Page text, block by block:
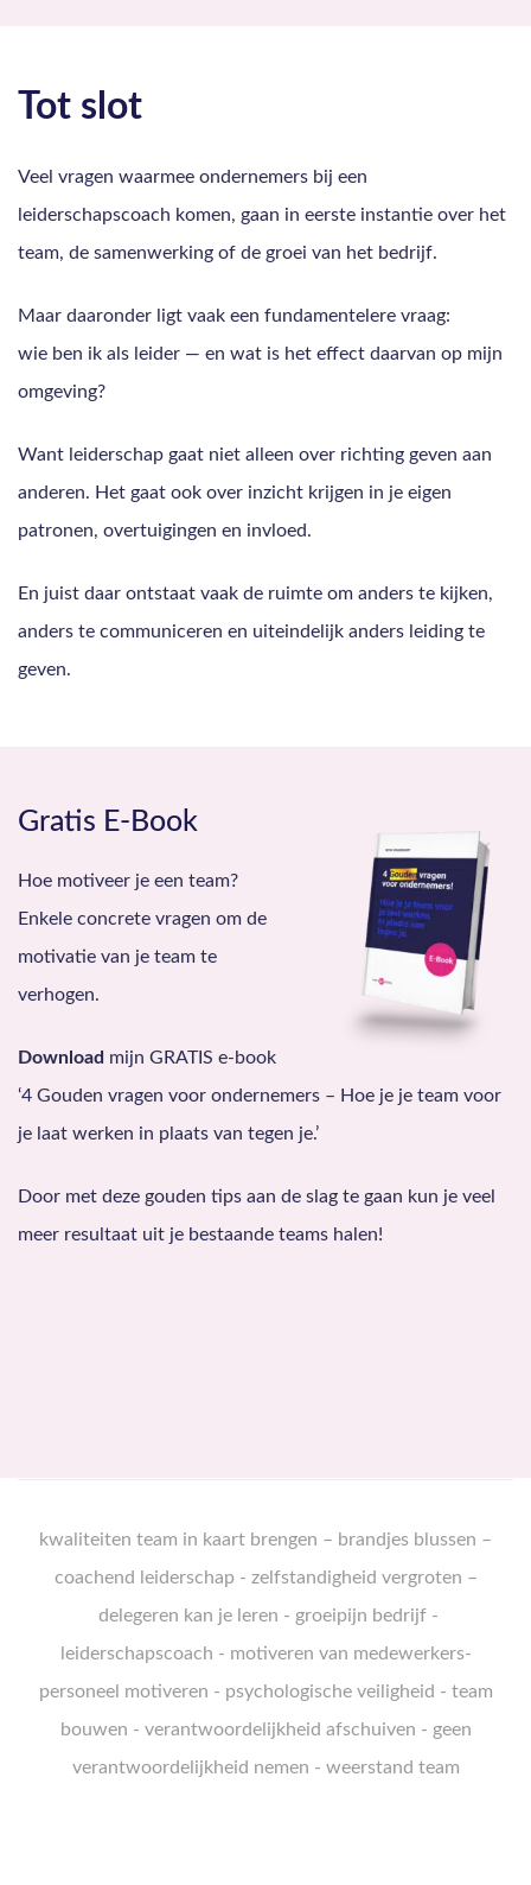
Tot slot
Veel vragen waarmee ondernemers bij een
leiderschapscoach komen, gaan in eerste instantie over het
team, de samenwerking of de groei van het bedrijf.
Maar daaronder ligt vaak een fundamentelere vraag:
wie ben ik als leider — en wat is het effect daarvan op mijn
omgeving?
Want leiderschap gaat niet alleen over richting geven aan
anderen. Het gaat ook over inzicht krijgen in je eigen
patronen, overtuigingen en invloed.
En juist daar ontstaat vaak de ruimte om anders te kijken,
anders te communiceren en uiteindelijk anders leiding te
geven.
Gratis E-Book
Hoe motiveer je een team?
Enkele concrete vragen om de
motivatie van je team te
verhogen.
Download mijn GRATIS e-book
‘4 Gouden vragen voor ondernemers – Hoe je je team voor
je laat werken in plaats van tegen je.’
Door met deze gouden tips aan de slag te gaan kun je veel
meer resultaat uit je bestaande teams halen!
kwaliteiten team in kaart brengen – brandjes blussen –
coachend leiderschap - zelfstandigheid vergroten –
delegeren kan je leren - groeipijn bedrijf-
leiderschapscoach - motiveren van medewerkers-
personeel motiveren - psychologische veiligheid - team
bouwen - verantwoordelijkheid afschuiven - geen
verantwoordelijkheid nemen - weerstand team